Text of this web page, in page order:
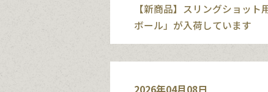
【新商品】スリングショット
ボール」が入荷しています
2026年04月08日